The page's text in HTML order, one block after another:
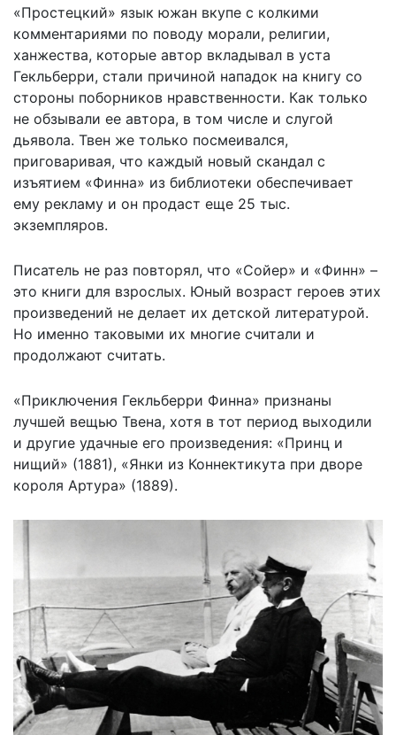
«Простецкий» язык южан вкупе с колкими
комментариями по поводу морали, религии,
ханжества, которые автор вкладывал в уста
Гекльберри, стали причиной нападок на книгу со
стороны поборников нравственности. Как только
не обзывали ее автора, в том числе и слугой
дьявола. Твен же только посмеивался,
приговаривая, что каждый новый скандал с
изъятием «Финна» из библиотеки обеспечивает
ему рекламу и он продаст еще 25 тыс.
экземпляров.
Писатель не раз повторял, что «Сойер» и «Финн» –
это книги для взрослых. Юный возраст героев этих
произведений не делает их детской литературой.
Но именно таковыми их многие считали и
продолжают считать.
«Приключения Гекльберри Финна» признаны
лучшей вещью Твена, хотя в тот период выходили
и другие удачные его произведения: «Принц и
нищий» (1881), «Янки из Коннектикута при дворе
короля Артура» (1889).